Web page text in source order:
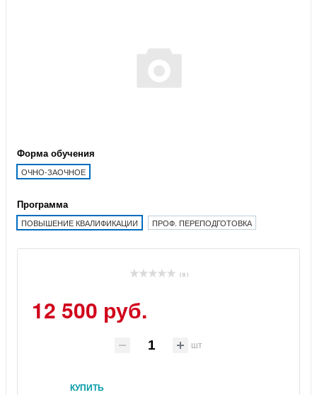
Форма обучения
ОЧНО-ЗАОЧНОЕ
Программа
ПОВЫШЕНИЕ КВАЛИФИКАЦИИ ПРОФ. ПЕРЕПОДГОТОВКА
( 0 )
12 500 руб.
шт
КУПИТЬ